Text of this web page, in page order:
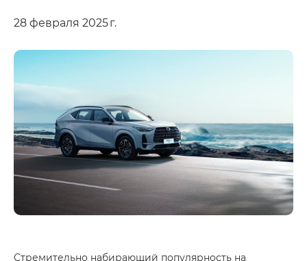
28 февраля 2025 г.
Стремительно набирающий популярность на